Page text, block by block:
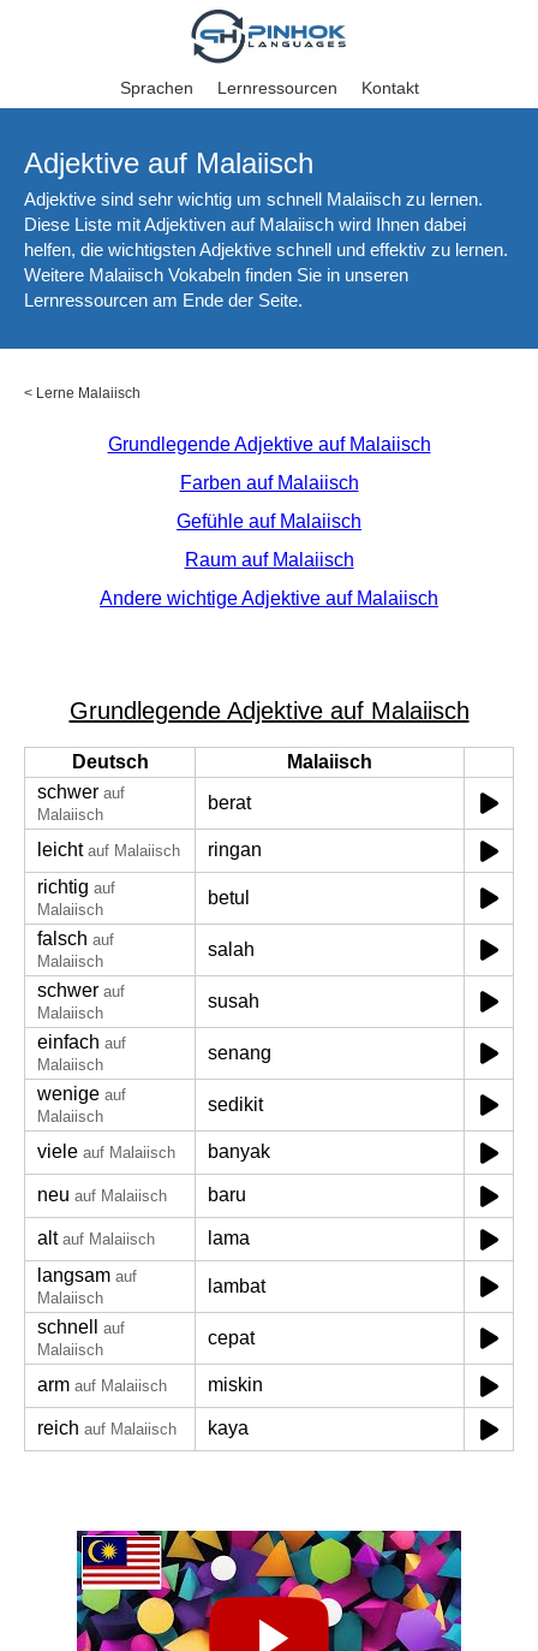
Sprachen Lernressourcen Kontakt
Adjektive auf Malaiisch
Adjektive sind sehr wichtig um schnell Malaiisch zu lernen.
Diese Liste mit Adjektiven auf Malaiisch wird Ihnen dabei
helfen, die wichtigsten Adjektive schnell und effektiv zu lernen.
Weitere Malaiisch Vokabeln finden Sie in unseren
Lernressourcen am Ende der Seite.
< Lerne Malaiisch
Grundlegende Adjektive auf Malaiisch
Farben auf Malaiisch
Gefühle auf Malaiisch
Raum auf Malaiisch
Andere wichtige Adjektive auf Malaiisch
Grundlegende Adjektive auf Malaiisch
Deutsch
Malaiisch
schwer auf
Malaiisch
berat
leicht auf Malaiisch
ringan
richtig auf
Malaiisch
betul
falsch auf
Malaiisch
salah
schwer auf
Malaiisch
susah
einfach auf
Malaiisch
senang
wenige auf
Malaiisch
sedikit
viele auf Malaiisch banyak
neu auf Malaiisch baru
alt auf Malaiisch
lama
langsam auf
Malaiisch
lambat
schnell
auf
Malaiisch
cepat
arm auf Malaiisch miskin
reich auf Malaiisch kaya